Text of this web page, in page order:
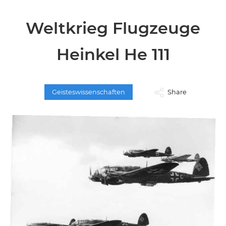
Weltkrieg Flugzeuge
Heinkel He 111
Geisteswissenschaften Share